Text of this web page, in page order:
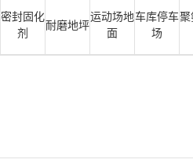
密封固化
剂
耐磨地坪
运动场地
面
车库停车
场
聚